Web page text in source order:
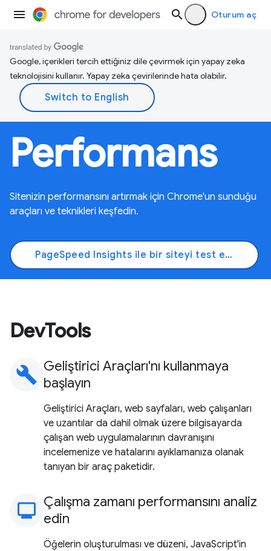
Oturum aç
Google, içerikleri tercih ettiğiniz dile çevirmek için yapay zeka
teknolojisini kullanır. Yapay zeka çevirilerinde hata olabilir.
Performans
Sitenizin performansını artırmak için Chrome'un sunduğu
araçları ve teknikleri keşfedin.
PageSpeed Insights ile bir siteyi test etme
DevTools
build Geliştirici Araçları'nı kullanmaya
başlayın
Geliştirici Araçları, web sayfaları, web çalışanları
ve uzantılar da dahil olmak üzere bilgisayarda
çalışan web uygulamalarının davranışını
incelemenize ve hatalarını ayıklamanıza olanak
tanıyan bir araç paketidir.
monitoring
Çalışma zamanı performansını analiz
edin
Öğelerin oluşturulması ve düzeni, JavaScript'in